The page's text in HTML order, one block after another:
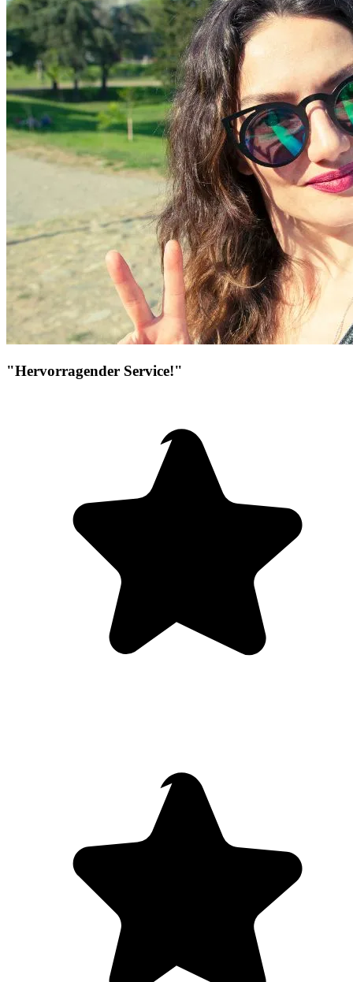
"Hervorragender Service!"